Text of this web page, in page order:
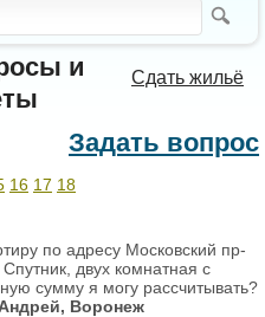
Сдать жильё
и
Задать вопрос
16 17 18
по адресу Московский пр-
двух комнатная с
сумму я могу рассчитывать?
Воронеж